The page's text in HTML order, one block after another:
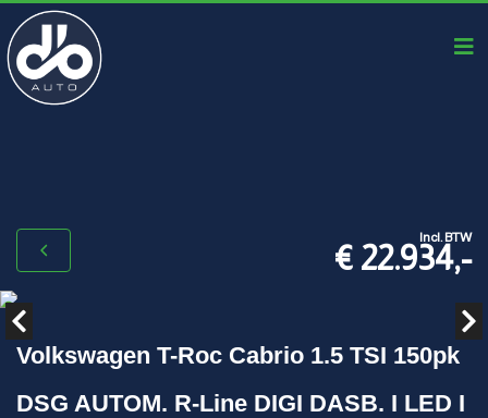
Incl. BTW
€ 22.934,-
Volkswagen T-Roc Cabrio 1.5 TSI 150pk
DSG AUTOM. R-Line DIGI DASB. I LED I